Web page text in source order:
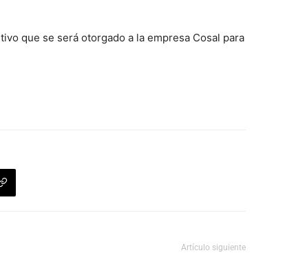
que se será otorgado a la empresa Cosal para
Artículo siguiente